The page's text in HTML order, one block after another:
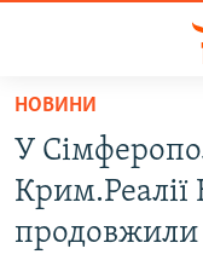
Перейти
основного
матеріалу
Перейти
до
НОВИНИ
ВОДА.КРИМ
ВІДЕО ТА ФОТО
НОВИНИ
У
Крим.Реалії
продовжили